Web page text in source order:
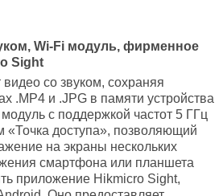
Wi-Fi модуль, фирменное
Sight
со звуком, сохраняя
.MP4 и .JPG в памяти устройства
с поддержкой частот 5 ГГц
«Точка доступа», позволяющий
на экраны нескольких
смартфона или планшета
приложение Hikmicro Sight,